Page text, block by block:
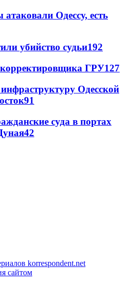
Одессу, есть
убийство судьи192
ГРУ127
Одесской
91
суда в портах
42
korrespondent.net
сайтом